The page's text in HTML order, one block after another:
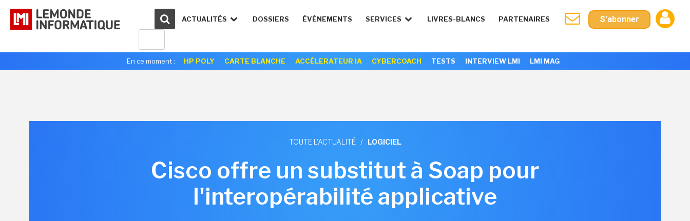
ACTUALITÉS DOSSIERS ÉVÉNEMENTS SERVICES LIVRES-BLANCS PARTENAIRES S'abonner
En ce moment : HP POLY CARTE BLANCHE ACCÉLERATEUR IA CYBERCOACH TESTS INTERVIEW LMI LMI MAG
TOUTE L'ACTUALITÉ / LOGICIEL
Cisco offre un substitut à Soap pour
l'interopérabilité applicative